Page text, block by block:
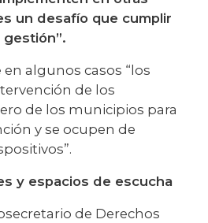
un desafío que cumplir
algunos casos “los
de los
de los municipios para
y se ocupen de
y espacios de escucha
de Derechos